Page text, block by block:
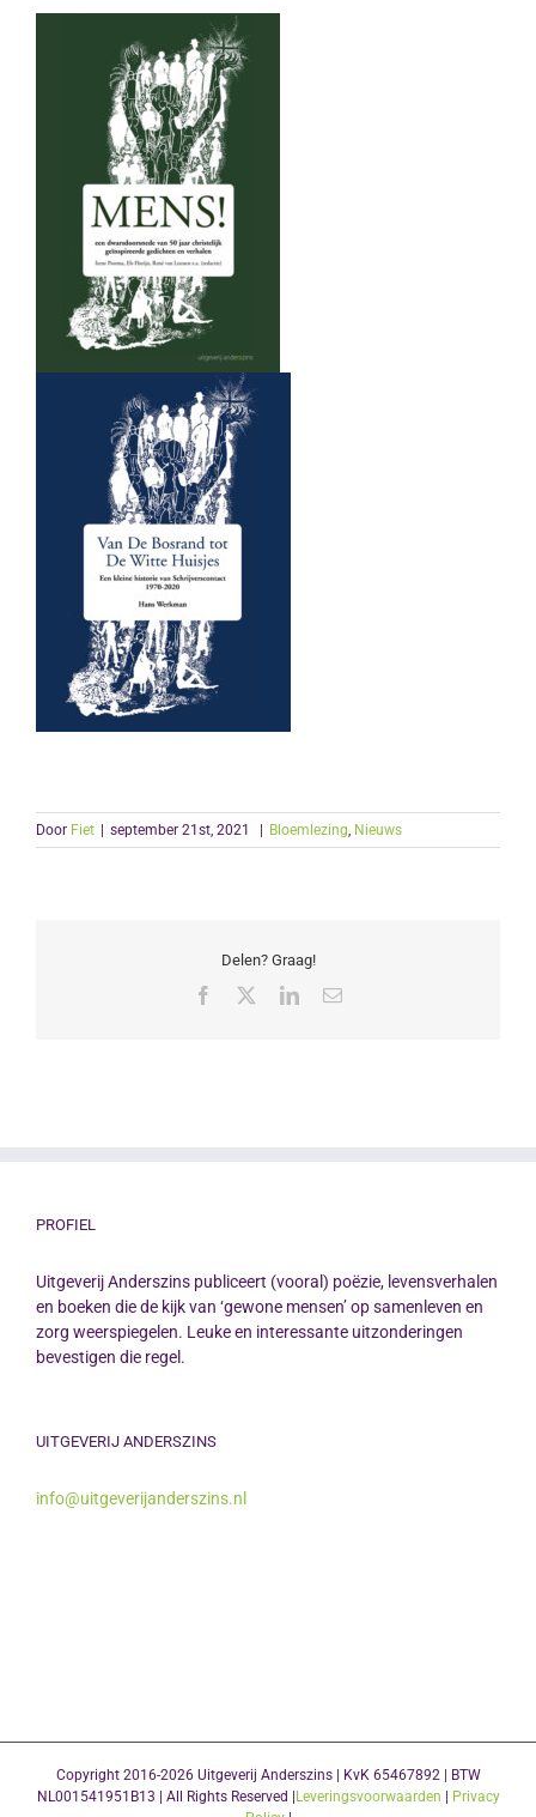
Door Fiet september 21st, 2021 Bloemlezing, Nieuws
Delen? Graag!
Facebook LinkedIn
E-
PROFIEL
Uitgeverij Anderszins publiceert (vooral) poëzie, levensverhalen
en boeken die de kijk van ‘gewone mensen’ op samenleven en
zorg weerspiegelen. Leuke en interessante uitzonderingen
bevestigen die regel.
UITGEVERIJ ANDERSZINS
info@uitgeverijanderszins.nl
Copyright 2016-2026 Uitgeverij Anderszins | KvK 65467892 | BTW
NL001541951B13 | All Rights Reserved |
Leveringsvoorwaarden
Privacy